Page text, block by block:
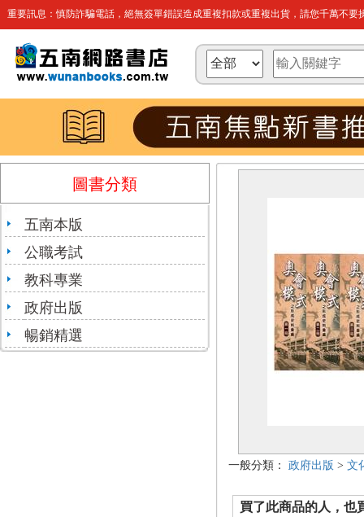
重要訊息：慎防詐騙電話，絕無簽單錯誤造成重複扣款或重複出貨，請您千萬不要
圖書分類
五南本版
公職考試
教科專業
政府出版
暢銷精選
一般分類： 政府出版 > 文
買了此商品的人，也